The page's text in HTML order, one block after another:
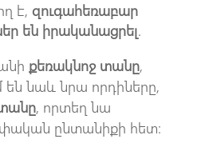
է, զուգահեռաբար
են իրականացրել.
քեռակնոջ տանը,
նաև նրա որդիները,
, որտեղ նա
ընտանիքի հետ։